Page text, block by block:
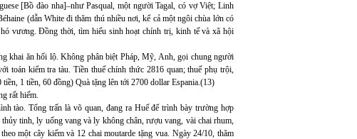
[Bồ đào nha]–như Pasqual, một người Tagal, có vợ Việt; Linh
(dẫn White đi thăm thú nhiều nơi, kể cả một ngôi chùa lớn có
vương. Đồng thời, tìm hiểu sinh hoạt chính trị, kinh tế và xã hội
khai ăn hối lộ. Không phân biệt Pháp, Mỹ, Anh, gọi chung người
toán kiểm tra tàu. Tiền thuế chính thức 2816 quan; thuế phụ trội,
1 tiền, 60 đồng) Quà tặng lên tới 2700 dollar Espania.(13)
rất hiếm.
tào. Tổng trấn là võ quan, đang ra Huế để trình bày trường hợp
tinh, ly uống vang và ly không chân, rượu vang, vài chai rhum,
một cây kiếm và 12 chai moutarde tặng vua. Ngày 24/10, thăm